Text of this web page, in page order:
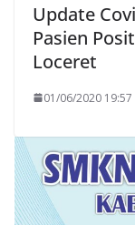
Update
Pasien
Loceret
01/06/2020 19:57